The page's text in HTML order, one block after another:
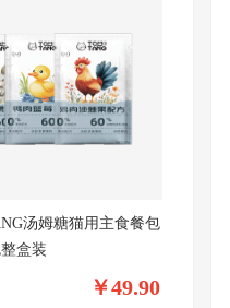
汤姆糖猫用主食餐包
盒装
￥49.90